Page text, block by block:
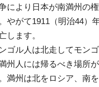
により日本が南満州の
やがて1911（明治44）
します。
ゴル人は北走してモン
州人には帰るべき場所
満州は北をロシア、南